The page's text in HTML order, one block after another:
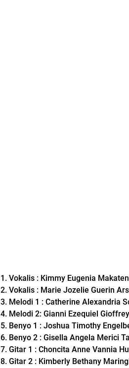
1. Vokalis : Kimmy Eugenia
2. Vokalis : Marie Jozelie Guerin
3. Melodi 1 : Catherine Alexandria
4. Melodi 2: Gianni Ezequiel
5. Benyo 1 : Joshua Timothy
6. Benyo 2 : Gisella Angela Merici
7. Gitar 1 : Choncita Anne Vannia
8. Gitar 2 : Kimberly Bethany